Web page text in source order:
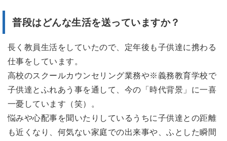
普段はどんな生活を送っていますか？
長く教員生活をしていたので、定年後も子供達に携わる
仕事をしています。
高校のスクールカウンセリング業務や※義務教育学校で
子供達とふれあう事を通して、今の「時代背景」に一喜
一憂しています（笑）。
悩みや心配事を聞いたりしているうちに子供達との距離
も近くなり、何気ない家庭での出来事や、ふとした瞬間